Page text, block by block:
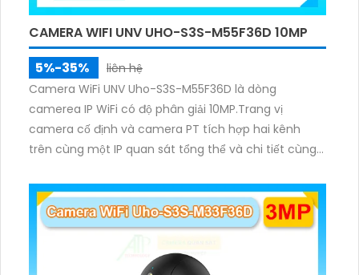
CAMERA WIFI UNV UHO-S3S-M55F36D 10MP
5%-35%
liên hệ
Camera WiFi UNV Uho-S3S-M55F36D là dòng
camerea IP WiFi có độ phân giải 10MP.Trang vị
camera cố định và camera PT tích hợp hai kênh
trên cùng một IP quan sát tổng thể và chi tiết cùng
ánh sáng. Kết hợp hồng ngoại và đèn ấm cho hình
ảnh có màu trong nhiều điều kiện khác nhau trong
phạm vi 3m.